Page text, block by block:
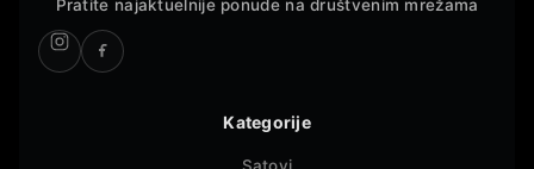
Pratite najaktuelnije ponude na društvenim mrežama
Kategorije